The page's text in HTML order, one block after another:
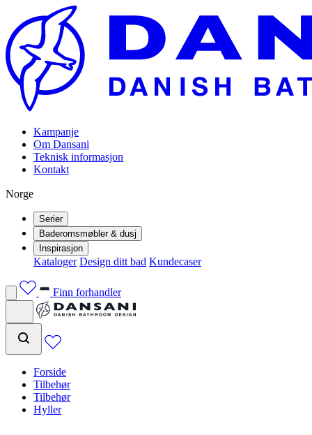
Kampanje
Om Dansani
Teknisk informasjon
Kontakt
Norge
Serier
Baderomsmøbler & dusj
Inspirasjon
Kataloger Design ditt bad Kundecaser
Finn forhandler
Forside
Tilbehør
Tilbehør
Hyller